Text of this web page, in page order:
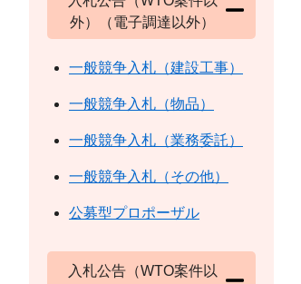
外）（電子調達以外）
一般競争入札（建設工事）
一般競争入札（物品）
一般競争入札（業務委託）
一般競争入札（その他）
公募型プロポーザル
入札公告（WTO案件以